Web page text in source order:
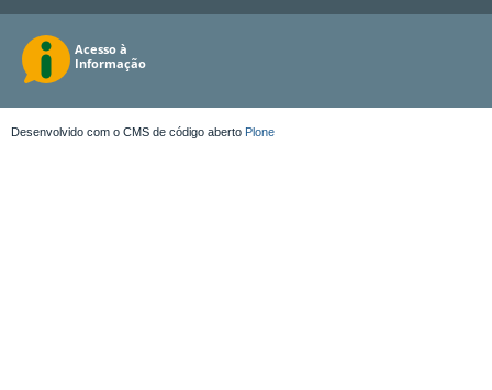
Desenvolvido com o CMS de código aberto Plone